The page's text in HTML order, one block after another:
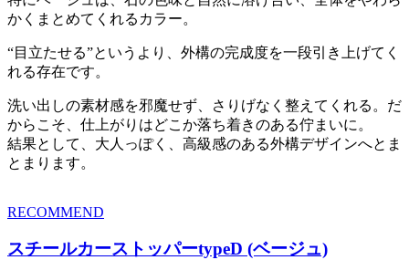
かくまとめてくれるカラー。
“目立たせる”というより、外構の完成度を一段引き上げてく
れる存在です。
洗い出しの素材感を邪魔せず、さりげなく整えてくれる。だ
からこそ、仕上がりはどこか落ち着きのある佇まいに。
結果として、大人っぽく、高級感のある外構デザインへとま
とまります。
RECOMMEND
スチールカーストッパーtypeD (ベージュ)